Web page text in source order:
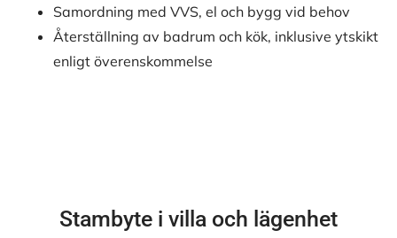
Samordning med VVS, el och bygg vid behov
Återställning av badrum och kök, inklusive ytskikt
enligt överenskommelse
Stambyte i villa och lägenhet